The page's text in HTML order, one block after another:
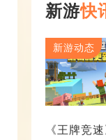
新游快
新游动态
《王牌竞